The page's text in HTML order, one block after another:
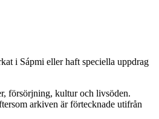
i Sápmi eller haft speciella uppdrag
försörjning, kultur och livsöden.
arkiven är förtecknade utifrån